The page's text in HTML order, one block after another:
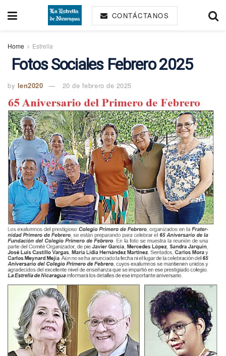
CONTÁCTANOS
Home Estrella
Fotos Sociales Febrero 2025
by len2020 20 de febrero de 2025